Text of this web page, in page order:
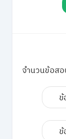
จำนวนข้อส